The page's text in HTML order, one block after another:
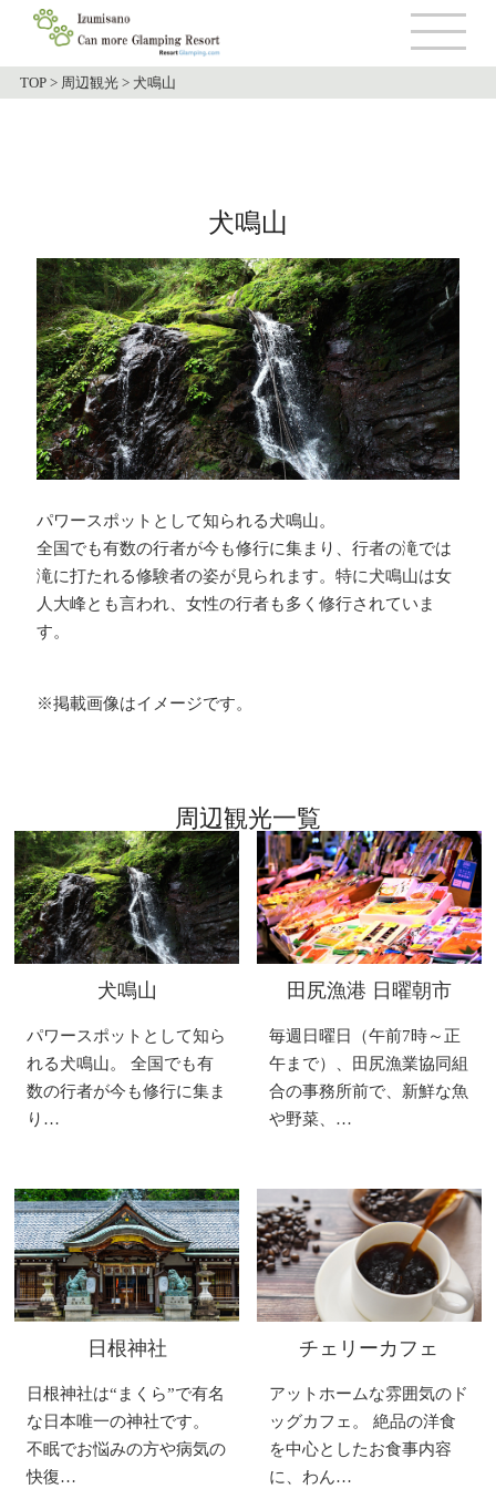
TOP > 周辺観光 >犬鳴山
犬鳴山
パワースポットとして知られる犬鳴山。
全国でも有数の行者が今も修行に集まり、行者の滝では
滝に打たれる修験者の姿が見られます。特に犬鳴山は女
人大峰とも言われ、女性の行者も多く修行されていま
す。
※掲載画像はイメージです。
周辺観光一覧
犬鳴山
パワースポットとして知ら
れる犬鳴山。 全国でも有
数の行者が今も修行に集ま
り…
田尻漁港 日曜朝市
毎週日曜日（午前7時～正
午まで）、田尻漁業協同組
合の事務所前で、新鮮な魚
や野菜、…
日根神社
日根神社は“まくら”で有名
な日本唯一の神社です。
不眠でお悩みの方や病気の
快復…
チェリーカフェ
アットホームな雰囲気のド
ッグカフェ。 絶品の洋食
を中心としたお食事内容
に、わん…